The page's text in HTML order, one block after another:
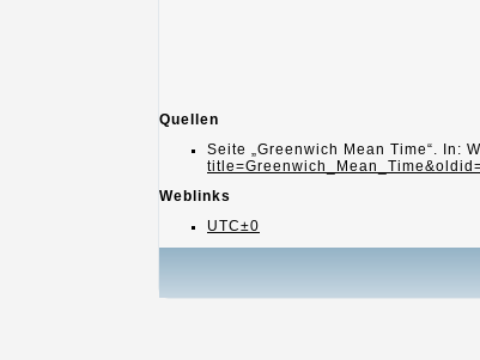
Quellen
Seite „Greenwich Mean Time“. In:
Weblinks
UTC±0